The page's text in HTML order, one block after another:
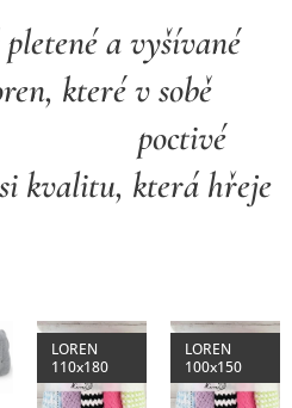
a vyšívané
které v sobě
a poctivé
kvalitu, která hřeje
LOREN
110x180
LOREN
100x150